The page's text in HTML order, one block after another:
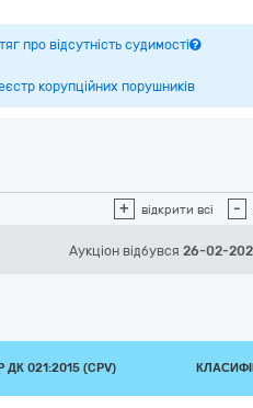
про відсутність судимості
корупційних порушників
+ відкрити всі -
Аукціон відбувся 26-02-
021:2015 (CPV)